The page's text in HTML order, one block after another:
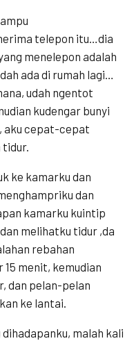
telepon itu…dia
menelepon adalah
ada di rumah lagi…
udah ngentot
kudengar bunyi
aku cepat-cepat
tidur.
ke kamarku dan
dan
kamarku kuintip
melihatku tidur ,da
rebahan
menit, kemudian
dan pelan-pelan
ke lantai.
malah kali